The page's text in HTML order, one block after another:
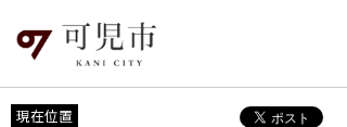
現在位置